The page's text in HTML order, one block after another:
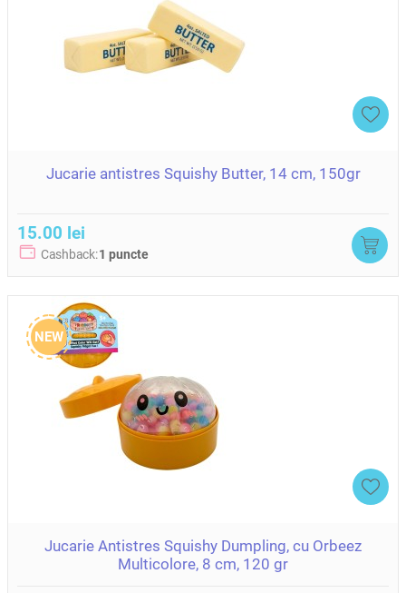
Jucarie antistres Squishy Butter, 14 cm, 150gr
15.00 lei
Cashback:1 puncte
NEW
Jucarie Antistres Squishy Dumpling, cu Orbeez
Multicolore, 8 cm, 120 gr